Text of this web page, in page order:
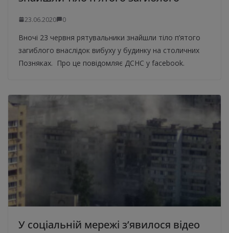
23.06.2020 0
Вночі 23 червня рятувальники знайшли тіло п’ятого
загиблого внаслідок вибуху у будинку на столичних
Позняках. Про це повідомляє ДСНС у facebook.
У соціальній мережі з’явилося відео